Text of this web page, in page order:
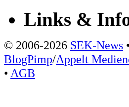
Links &
© 2006-2026 SEK-News
BlogPimp/Appelt
• AGB